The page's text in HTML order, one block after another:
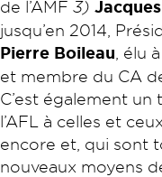
de l’AMF 3)
jusqu’en 2014,
Pierre Boileau , élu
et membre du CA de
C’est également
l’AFL à celles et
encore et, qui sont
nouveaux moyens